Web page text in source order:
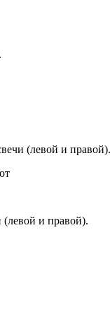
(левой и правой).
и правой).